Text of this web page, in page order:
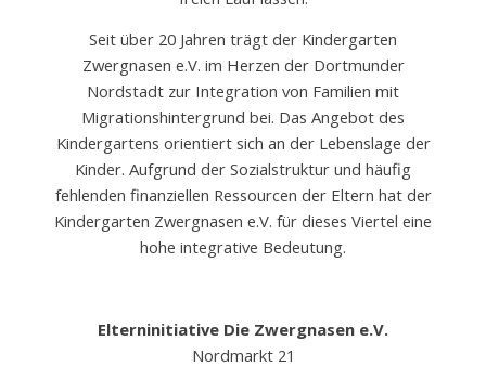
Seit über 20 Jahren trägt der Kindergarten
Zwergnasen e.V. im Herzen der Dortmunder
Nordstadt zur Integration von Familien mit
Migrationshintergrund bei. Das Angebot des
Kindergartens orientiert sich an der Lebenslage der
Kinder. Aufgrund der Sozialstruktur und häufig
fehlenden finanziellen Ressourcen der Eltern hat der
Kindergarten Zwergnasen e.V. für dieses Viertel eine
hohe integrative Bedeutung.
Elterninitiative Die Zwergnasen e.V.
Nordmarkt 21